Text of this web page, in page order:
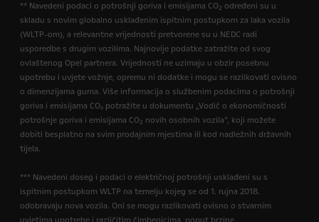
** Navedeni podaci o potrošnji goriva i emisijama CO2 određeni su u
skladu s novim globalno usklađenim ispitnim postupkom za laka vozila
(WLTP-om), a relevantne vrijednosti pretvorene su u NEDC radi
usporedbe s drugim vozilima. Najnovije podatke zatražite od svog
ovlaštenog Opel partnera. Vrijednosti ne uzimaju u obzir posebnu
upotrebu i uvjete vožnje, opremu ni dodatke i mogu se razlikovati ovisno
o dimenzijama guma. Više informacija o službenim podacima o potrošnji
goriva i emisijama CO₂ potražite u dokumentu „Vodič o ekonomičnosti
potrošnje goriva i emisijama CO2 novih osobnih vozila”, koji možete
dobiti besplatno na svim prodajnim mjestima ili kod nadležnih državnih
tijela.
*** Navedeni doseg i podaci o električnoj potrošnji usklađeni su s
ispitnim postupkom WLTP na temelju kojeg se od 1. rujna 2018.
odobravaju nova vozila. Oni se mogu razlikovati ovisno o stvarnim